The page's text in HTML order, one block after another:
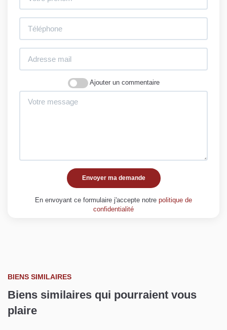
Ajouter un commentaire
Envoyer ma demande
En envoyant ce formulaire j'accepte notre politique de
confidentialité
BIENS SIMILAIRES
Biens similaires qui pourraient vous
plaire